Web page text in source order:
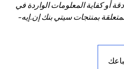
أو كفاية المعلومات الواردة في
بمنتجات سيتي بنك إن.إيه-